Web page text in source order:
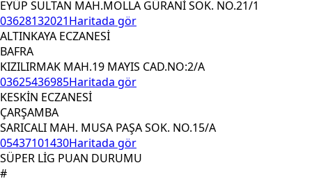
EYÜP SULTAN MAH.MOLLA GÜRANİ SOK. NO.21/1
03628132021Haritada gör
ALTINKAYA ECZANESİ
BAFRA
KIZILIRMAK MAH.19 MAYIS CAD.NO:2/A
03625436985Haritada gör
KESKİN ECZANESİ
ÇARŞAMBA
SARICALI MAH. MUSA PAŞA SOK. NO.15/A
05437101430Haritada gör
SÜPER LİG PUAN DURUMU
#